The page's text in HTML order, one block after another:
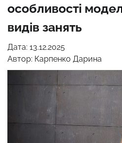
особливості
видів занять
Дата: 13.12.2025
Автор: Карпенко Дарина